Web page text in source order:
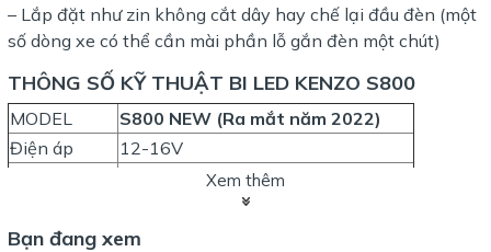
– Lắp đặt như zin không cắt dây hay chế lại đầu đèn (một
số dòng xe có thể cần mài phần lỗ gắn đèn một chút)
THÔNG SỐ KỸ THUẬT BI LED KENZO S800
MODEL
S800 NEW (Ra mắt năm 2022)
Điện áp
12-16V
65W(Cos) 75W (Pha)
chiếu sáng
Xem thêm
Bạn đang xem